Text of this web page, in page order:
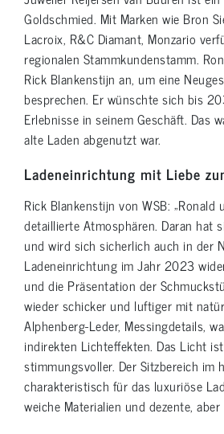
Goldschmied. Mit Marken wie Bron
Lacroix, R&C Diamant, Monzario
regionalen Stammkundenstamm.
Rick Blankenstijn an, um eine
besprechen. Er wünschte sich bis
Erlebnisse in seinem Geschäft. Das
alte Laden abgenutzt war.
Ladeneinrichtung mit Liebe
Rick Blankenstijn von WSB:
detaillierte Atmosphären. Daran hat
und wird sich sicherlich auch in der
Ladeneinrichtung im Jahr 2023
und die Präsentation der
wieder schicker und luftiger mit
Alphenberg-Leder, Messingdetails,
indirekten Lichteffekten. Das Licht
stimmungsvoller. Der Sitzbereich im
charakteristisch für das luxuriöse
weiche Materialien und dezente,